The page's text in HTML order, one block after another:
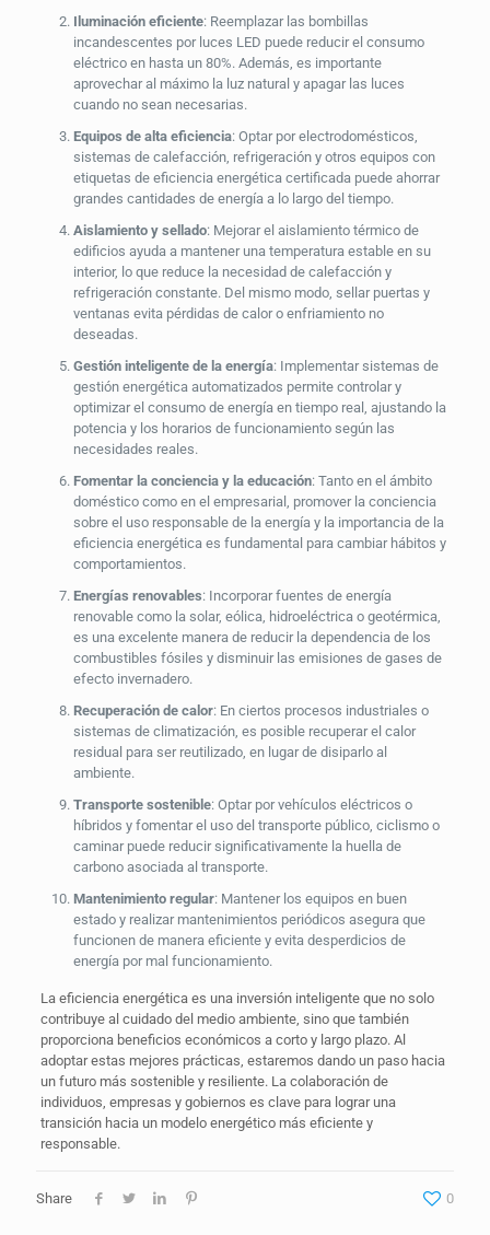
Iluminación eficiente: Reemplazar las bombillas
incandescentes por luces LED puede reducir el consumo
eléctrico en hasta un 80%. Además, es importante
aprovechar al máximo la luz natural y apagar las luces
cuando no sean necesarias.
Equipos de alta eficiencia: Optar por electrodomésticos,
sistemas de calefacción, refrigeración y otros equipos con
etiquetas de eficiencia energética certificada puede ahorrar
grandes cantidades de energía a lo largo del tiempo.
Aislamiento y sellado: Mejorar el aislamiento térmico de
edificios ayuda a mantener una temperatura estable en su
interior, lo que reduce la necesidad de calefacción y
refrigeración constante. Del mismo modo, sellar puertas y
ventanas evita pérdidas de calor o enfriamiento no
deseadas.
Gestión inteligente de la energía: Implementar sistemas de
gestión energética automatizados permite controlar y
optimizar el consumo de energía en tiempo real, ajustando la
potencia y los horarios de funcionamiento según las
necesidades reales.
Fomentar la conciencia y la educación: Tanto en el ámbito
doméstico como en el empresarial, promover la conciencia
sobre el uso responsable de la energía y la importancia de la
eficiencia energética es fundamental para cambiar hábitos y
comportamientos.
Energías renovables: Incorporar fuentes de energía
renovable como la solar, eólica, hidroeléctrica o geotérmica,
es una excelente manera de reducir la dependencia de los
combustibles fósiles y disminuir las emisiones de gases de
efecto invernadero.
Recuperación de calor: En ciertos procesos industriales o
sistemas de climatización, es posible recuperar el calor
residual para ser reutilizado, en lugar de disiparlo al
ambiente.
Transporte sostenible: Optar por vehículos eléctricos o
híbridos y fomentar el uso del transporte público, ciclismo o
caminar puede reducir significativamente la huella de
carbono asociada al transporte.
Mantenimiento regular: Mantener los equipos en buen
estado y realizar mantenimientos periódicos asegura que
funcionen de manera eficiente y evita desperdicios de
energía por mal funcionamiento.
La eficiencia energética es una inversión inteligente que no solo
contribuye al cuidado del medio ambiente, sino que también
proporciona beneficios económicos a corto y largo plazo. Al
adoptar estas mejores prácticas, estaremos dando un paso hacia
un futuro más sostenible y resiliente. La colaboración de
individuos, empresas y gobiernos es clave para lograr una
transición hacia un modelo energético más eficiente y
responsable.
Share 0